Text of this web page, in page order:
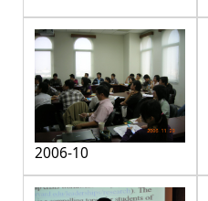
2006-10